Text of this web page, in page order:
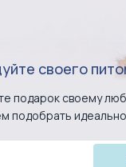
своего
подарок своему
подобрать